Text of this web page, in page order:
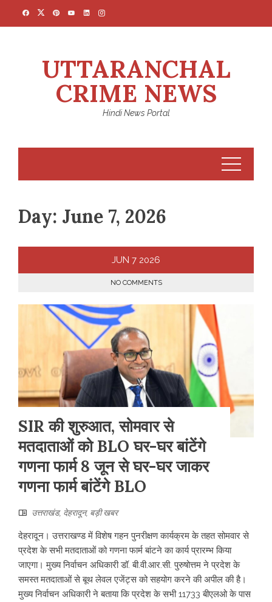
UTTARANCHAL
CRIME NEWS
Hindi News Portal
Day: June 7, 2026
JUN 7 2026
NO COMMENTS
SIR की शुरुआत, सोमवार से
मतदाताओं को BLO घर-घर बांटेंगे
गणना फार्म 8 जून से घर-घर जाकर
गणना फार्म बांटेंगे BLO
उत्तराखंड, देहरादून, बड़ी खबर
देहरादून। उत्तराखण्ड में विशेष गहन पुनरीक्षण कार्यक्रम के तहत सोमवार से
प्रदेश के सभी मतदाताओं को गणना फार्म बांटने का कार्य प्रारम्भ किया
जाएगा। मुख्य निर्वाचन अधिकारी डॉ. बी.वी.आर.सी. पुरुषोत्तम ने प्रदेश के
समस्त मतदाताओं से बूथ लेवल एजेंट्स को सहयोग करने की अपील की है।
मुख्य निर्वाचन अधिकारी ने बताया कि प्रदेश के सभी 11733 बीएलओ के पास